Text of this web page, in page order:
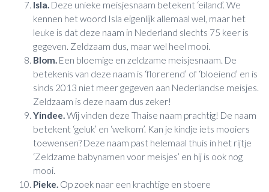
Isla. Deze unieke meisjesnaam betekent ‘eiland’. We
kennen het woord Isla eigenlijk allemaal wel, maar het
leuke is dat deze naam in Nederland slechts 75 keer is
gegeven. Zeldzaam dus, maar wel heel mooi.
Blom. Een bloemige en zeldzame meisjesnaam. De
betekenis van deze naam is ‘florerend’ of ‘bloeiend’ en is
sinds 2013 niet meer gegeven aan Nederlandse meisjes.
Zeldzaam is deze naam dus zeker!
Yindee.Wij vinden deze Thaise naam prachtig! De naam
betekent ‘geluk’ en ‘welkom’. Kan je kindje iets mooiers
toewensen? Deze naam past helemaal thuis in het rijtje
‘Zeldzame babynamen voor meisjes’ en hij is ook nog
mooi.
Pieke. Op zoek naar een krachtige en stoere